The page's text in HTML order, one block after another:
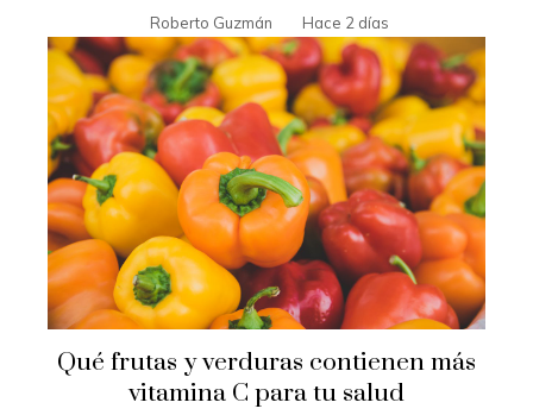
Roberto Guzmán Hace 2 días
Qué frutas y verduras contienen más
vitamina C para tu salud